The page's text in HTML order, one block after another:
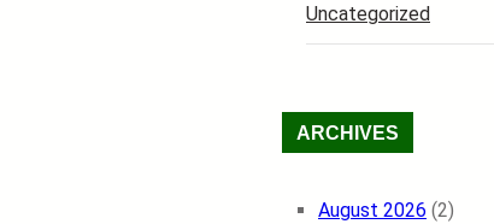
Uncategorized
ARCHIVES
August 2026 (2)